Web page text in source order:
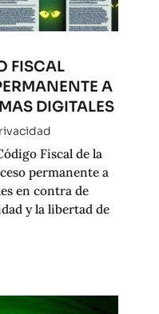
FISCAL
A
DIGITALES
Fiscal de la
permanente a
en contra de
y la libertad de